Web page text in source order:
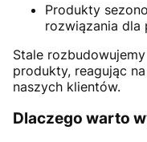
Produkty
rozwiązania dla
Stale
produkty, reagując
naszych klientów.
Dlaczego warto